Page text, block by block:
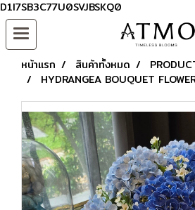
D1I7SB3C77U0SVJBSKQ0
หน้าแรก สินค้าทั้งหมด
HYDRANGEA BOUQUET